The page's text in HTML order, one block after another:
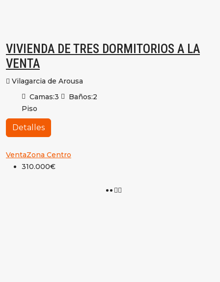
VIVIENDA DE TRES DORMITORIOS A LA
VENTA
Vilagarcia de Arousa
Camas:3 Baños:2
Piso
Detalles
VentaZona Centro
310.000€